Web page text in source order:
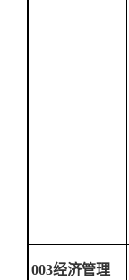
003经济管理